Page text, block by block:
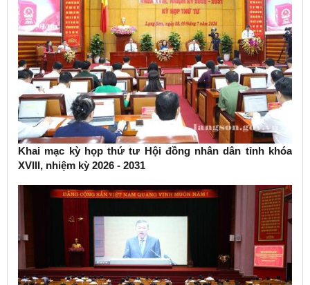
Khai mạc kỳ họp thứ tư Hội đồng nhân dân tỉnh khóa
XVIII, nhiệm kỳ 2026 - 2031